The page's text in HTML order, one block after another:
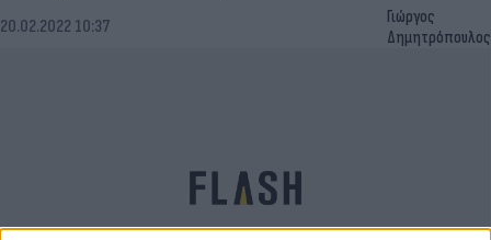
20.02.2022 10:37
Γιώργος
Δημητρόπουλος